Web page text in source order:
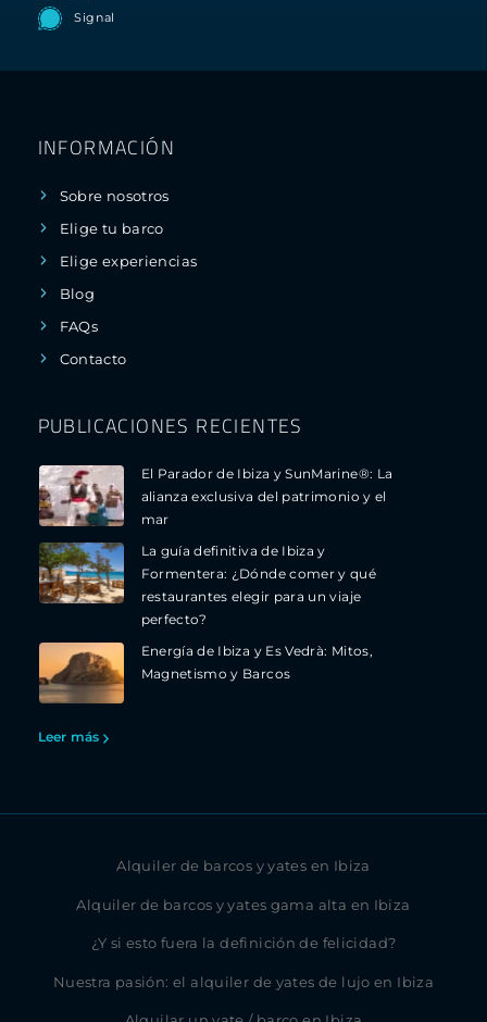
Signal
INFORMACIÓN
Sobre nosotros
Elige tu barco
Elige experiencias
Blog
FAQs
Contacto
PUBLICACIONES RECIENTES
El Parador de Ibiza y SunMarine®: La
alianza exclusiva del patrimonio y el
mar
La guía definitiva de Ibiza y
Formentera: ¿Dónde comer y qué
restaurantes elegir para un viaje
perfecto?
Energía de Ibiza y Es Vedrà: Mitos,
Magnetismo y Barcos
Leer más
Alquiler de barcos y yates en Ibiza
Alquiler de barcos y yates gama alta en Ibiza
¿Y si esto fuera la definición de felicidad?
Nuestra pasión: el alquiler de yates de lujo en Ibiza